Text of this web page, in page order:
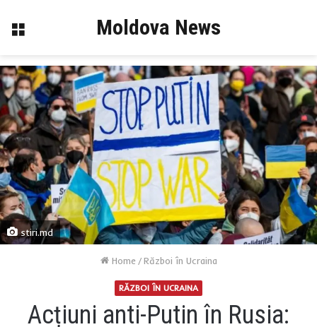
Menu Moldova News
stiri.md
Home / Război în Ucraina
RĂZBOI ÎN UCRAINA
Acțiuni anti-Putin în Rusia: